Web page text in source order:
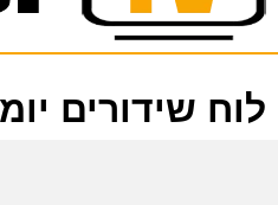
לוח שידורים יומי: